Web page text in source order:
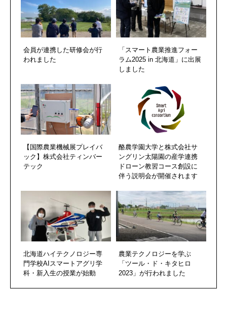
会員が連携した研修会が行
われました
「スマート農業推進フォー
ラム2025 in 北海道」に出展
しました
【国際農業機械展プレイバ
ック】株式会社ティンバー
テック
酪農学園大学と株式会社サ
ングリン太陽園の産学連携
ドローン教習コース創設に
伴う説明会が開催されます
北海道ハイテクノロジー専
門学校AIスマートアグリ学
科・新入生の授業が始動
農業テクノロジーを学ぶ
「ツール・ド・キタヒロ
2023」が行われました